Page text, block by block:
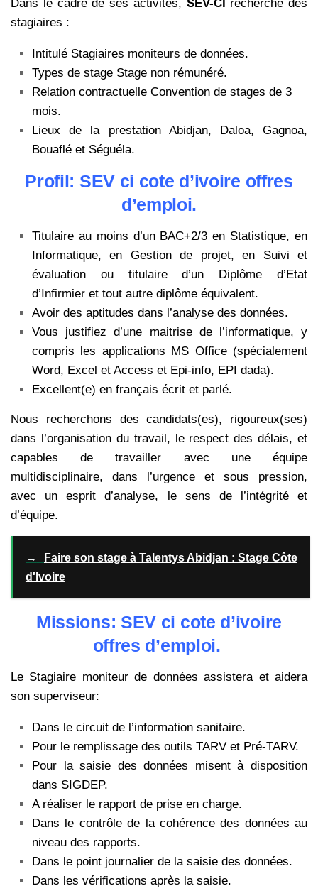
Dans le cadre de ses activités, SEV-CI recherche des
stagiaires :
Intitulé Stagiaires moniteurs de données.
Types de stage Stage non rémunéré.
Relation contractuelle Convention de stages de 3
mois.
Lieux de la prestation Abidjan, Daloa, Gagnoa,
Bouaflé et Séguéla.
Profil: SEV ci cote d’ivoire offres
d’emploi.
Titulaire au moins d’un BAC+2/3 en Statistique, en
Informatique, en Gestion de projet, en Suivi et
évaluation ou titulaire d’un Diplôme d’Etat
d’Infirmier et tout autre diplôme équivalent.
Avoir des aptitudes dans l’analyse des données.
Vous justifiez d’une maitrise de l’informatique, y
compris les applications MS Office (spécialement
Word, Excel et Access et Epi-info, EPI dada).
Excellent(e) en français écrit et parlé.
Nous recherchons des candidats(es), rigoureux(ses)
dans l’organisation du travail, le respect des délais, et
capables de travailler avec une équipe
multidisciplinaire, dans l’urgence et sous pression,
avec un esprit d’analyse, le sens de l’intégrité et
d’équipe.
→
Faire son stage à Talentys Abidjan : Stage Côte
d'Ivoire
Missions: SEV ci cote d’ivoire
offres d’emploi.
Le Stagiaire moniteur de données assistera et aidera
son superviseur:
Dans le circuit de l’information sanitaire.
Pour le remplissage des outils TARV et Pré-TARV.
Pour la saisie des données misent à disposition
dans SIGDEP.
A réaliser le rapport de prise en charge.
Dans le contrôle de la cohérence des données au
niveau des rapports.
Dans le point journalier de la saisie des données.
Dans les vérifications après la saisie.